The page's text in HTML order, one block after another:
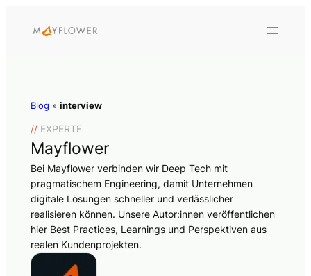
Blog » interview
//EXPERTE
Mayflower
Bei Mayflower verbinden wir Deep Tech mit
pragmatischem Engineering, damit Unternehmen
digitale Lösungen schneller und verlässlicher
realisieren können. Unsere Autor:innen veröffentlichen
hier Best Practices, Learnings und Perspektiven aus
realen Kundenprojekten.